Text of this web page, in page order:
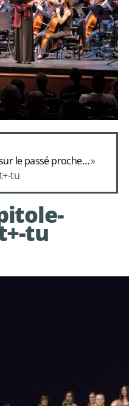
de
de
Eléments
le passé proche…»
tu
tu